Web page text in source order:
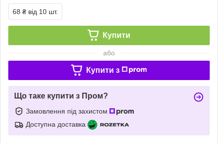
68 ₴ від 10 шт.
Купити
або
Купити з
Що таке купити з Пром?
Замовлення під захистом
Доступна доставка